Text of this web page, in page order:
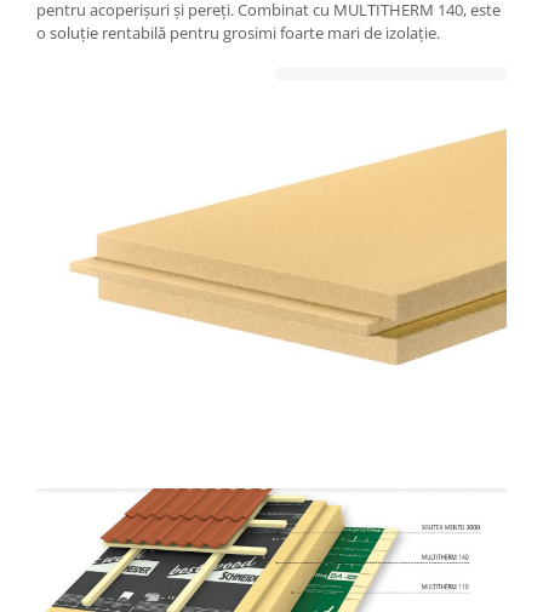
pentru acoperișuri și pereți. Combinat cu MULTITHERM 140, este
o soluție rentabilă pentru grosimi foarte mari de izolație.